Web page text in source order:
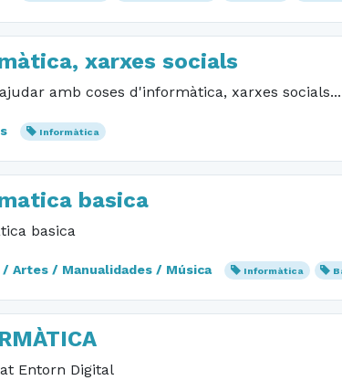
xarxes socials
amb coses d'informàtica, xarxes socials...
Informàtica
basica
basica
/ Artes / Manualidades / Música Informàtica
Entorn Digital